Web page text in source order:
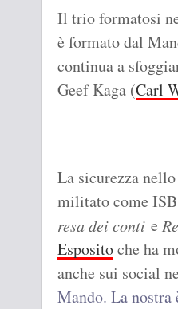
Il trio formatosi
è formato dal
continua a
Geef Kaga (Carl
La sicurezza
militato come
resa dei conti e
Espositoche ha
anche sui social
Mando. La